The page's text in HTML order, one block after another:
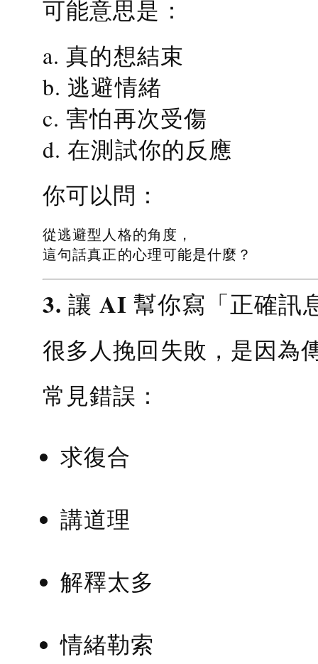
可能意思是：
a. 真的想結束
b. 逃避情緒
c. 害怕再次受傷
d. 在測試你的反應
你可以問：
從逃避型人格的角度，
這句話真正的心理可能是什麼？
3. 讓 AI 幫你寫「正確訊
很多人挽回失敗，是因為
常見錯誤：
求復合
講道理
解釋太多
情緒勒索